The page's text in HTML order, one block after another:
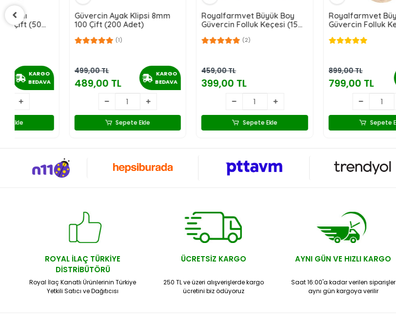
Güvercin Ayak Klipsi 8mm
100 Çift (200 Adet)
499,00 TL
489,00 TL
KARGO
BEDAVA
Royalfarmvet Büyük Boy
Güvercin Folluk Keçesi (15
459,00 TL
399,00 TL
Royalfarmvet Büyük Boy
Güvercin Folluk Keçesi (50
KARGO
BEDAVA
ROYAL İLAÇ TÜRKİYE
DİSTRİBÜTÖRÜ
Royal İlaç Kanatlı Ürünlerinin Türkiye
Yetkili Satıcı ve Dağıtıcısı
ÜCRETSİZ KARGO
250 TL ve üzeri alışverişlerde kargo
ücretini biz ödüyoruz
AYNI GÜN VE HIZLI KARGO
Saat 16:00'a kadar verilen siparişler
aynı gün kargoya verilir